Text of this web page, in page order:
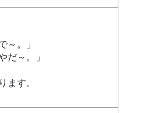
～。」
だ～。」
ます。